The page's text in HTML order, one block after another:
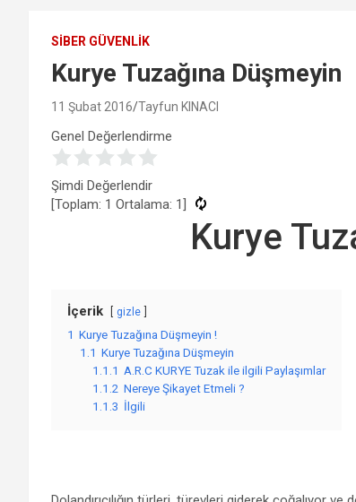
SIBER GÜVENLIK
Kurye Tuzağına Düşmeyin
11 Şubat 2016 Tayfun KINACI
Genel Değerlendirme
Şimdi Değerlendir
[Toplam: 1 Ortalama: 1]
Kurye
İçerik gizle
1 Kurye Tuzağına Düşmeyin !
1.1 Kurye Tuzağına Düşmeyin
1.1.1 A.R.C KURYE Tuzak ile ilgili Paylaşımlar
1.1.2 Nereye Şikayet Etmeli ?
1.1.3 İlgili